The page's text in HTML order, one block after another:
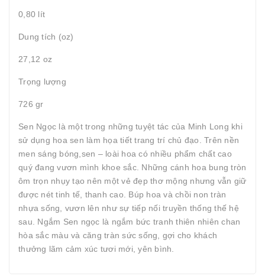
0,80 lít
Dung tích (oz)
27,12 oz
Trọng lượng
726 gr
Sen Ngọc là một trong những tuyệt tác của Minh Long khi
sử dụng hoa sen làm họa tiết trang trí chủ đạo. Trên nền
men sáng bóng,sen – loài hoa có nhiều phẩm chất cao
quý đang vươn mình khoe sắc. Những cánh hoa bung tròn
ôm trọn nhụy tạo nên một vẻ đẹp thơ mộng nhưng vẫn giữ
được nét tinh tế, thanh cao. Búp hoa và chồi non tràn
nhựa sống, vươn lên như sự tiếp nối truyền thống thế hệ
sau. Ngắm Sen ngọc là ngắm bức tranh thiên nhiên chan
hòa sắc màu và căng tràn sức sống, gợi cho khách
thưởng lãm cảm xúc tươi mới, yên bình.